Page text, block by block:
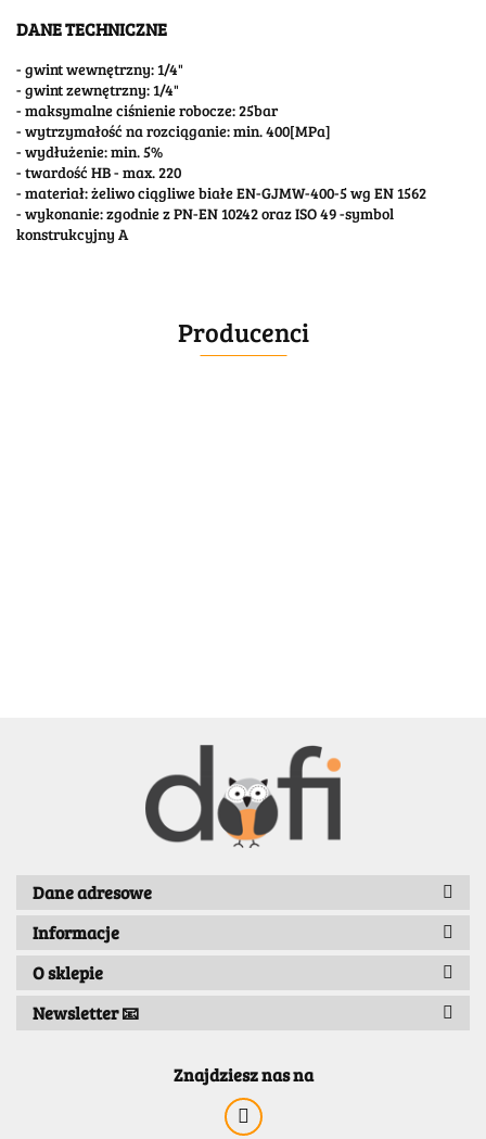
DANE TECHNICZNE
- gwint wewnętrzny: 1/4"
- gwint zewnętrzny: 1/4"
- maksymalne ciśnienie robocze: 25bar
- wytrzymałość na rozciąganie: min. 400[MPa]
- wydłużenie: min. 5%
- twardość HB - max. 220
- materiał: żeliwo ciągliwe białe EN-GJMW-400-5 wg EN 1562
- wykonanie: zgodnie z PN-EN 10242 oraz ISO 49 -symbol
konstrukcyjny A
Producenci
BENASSI/GALGI
Dane adresowe
Informacje
O sklepie
Newsletter 📧
Znajdziesz nas na